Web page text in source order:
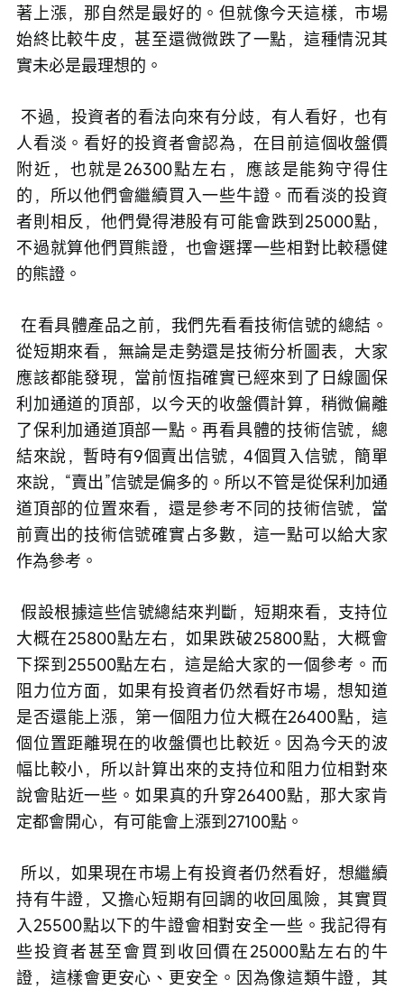
著上漲，那自然是最好的。但就像今天這樣，市場
始終比較牛皮，甚至還微微跌了一點，這種情況其
實未必是最理想的。
人看淡。看好的投資者會認為，在目前這個收盤價
附近，也就是26300點左右，應該是能夠守得住
的，所以他們會繼續買入一些牛證。而看淡的投資
者則相反，他們覺得港股有可能會跌到25000點，
不過就算他們買熊證，也會選擇一些相對比較穩健
的熊證。
在看具體產品之前，我們先看看技術信號的總結。
從短期來看，無論是走勢還是技術分析圖表，大家
應該都能發現，當前恆指確實已經來到了日線圖保
利加通道的頂部，以今天的收盤價計算，稍微偏離
了保利加通道頂部一點。再看具體的技術信號，總
結來說，暫時有9個賣出信號，4個買入信號，簡單
來說，“賣出”信號是偏多的。所以不管是從保利加通
道頂部的位置來看，還是參考不同的技術信號，當
前賣出的技術信號確實占多數，這一點可以給大家
作為參考。
假設根據這些信號總結來判斷，短期來看，支持位
大概在25800點左右，如果跌破25800點，大概會
下探到25500點左右，這是給大家的一個參考。而
阻力位方面，如果有投資者仍然看好市場，想知道
是否還能上漲，第一個阻力位大概在26400點，這
個位置距離現在的收盤價也比較近。因為今天的波
幅比較小，所以計算出來的支持位和阻力位相對來
說會貼近一些。如果真的升穿26400點，那大家肯
定都會開心，有可能會上漲到27100點。
持有牛證，又擔心短期有回調的收回風險，其實買
入25500點以下的牛證會相對安全一些。我記得有
些投資者甚至會買到收回價在25000點左右的牛
證，這樣會更安心、更安全。因為像這類牛證，其